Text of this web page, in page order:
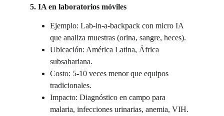
5. IA en laboratorios móviles
Ejemplo: Lab-in-a-backpack con micro IA
que analiza muestras (orina, sangre, heces).
Ubicación: América Latina, África
subsahariana.
Costo: 5-10 veces menor que equipos
tradicionales.
Impacto: Diagnóstico en campo para
malaria, infecciones urinarias, anemia, VIH.